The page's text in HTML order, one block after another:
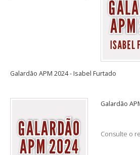
Galardão APM 2024 - Isabel Furtado
Galardão
Consulte o